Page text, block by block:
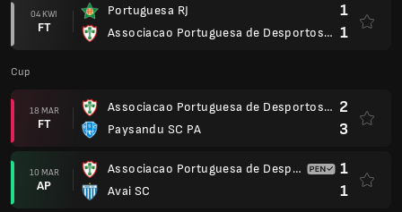
04 KWI
FT
Portuguesa RJ
Associacao Portuguesa de Desportos SP
1
1
Cup
18 MAR
FT
Associacao Portuguesa de Desportos SP
Paysandu SC PA
2
3
10 MAR
AP
Associacao Portuguesa de Desportos SP
Avai SC
1
1